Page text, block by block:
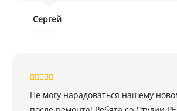
Сергей
Не могу нарадоваться нашему